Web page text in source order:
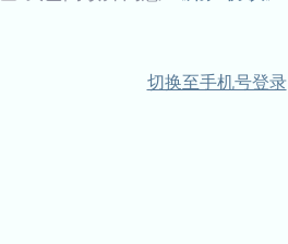
切换至手机号登录